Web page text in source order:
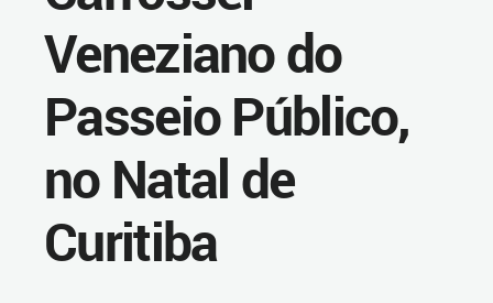
Veneziano do
Passeio Público,
no Natal de
Curitiba